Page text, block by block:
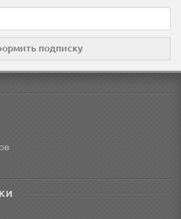
подписку